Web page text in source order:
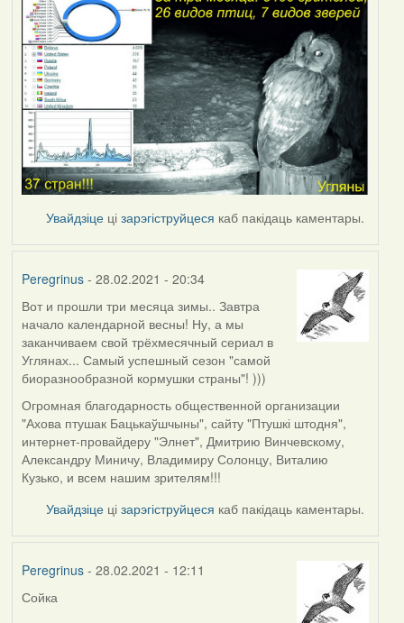
Увайдзіце цізарэгіструйцеся каб пакідаць каментары.
Peregrinus- 28.02.2021 - 20:34
Вот и прошли три месяца зимы.. Завтра
начало календарной весны! Ну, а мы
заканчиваем свой трёхмесячный сериал в
Углянах... Самый успешный сезон "самой
биоразнообразной кормушки страны"! )))
Огромная благодарность общественной организации
"Ахова птушак Бацькаўшчыны", сайту "Птушкі штодня",
интернет-провайдеру "Элнет", Дмитрию Винчевскому,
Александру Миничу, Владимиру Солонцу, Виталию
Кузько, и всем нашим зрителям!!!
Увайдзіце цізарэгіструйцеся каб пакідаць каментары.
Peregrinus- 28.02.2021 - 12:11
Сойка